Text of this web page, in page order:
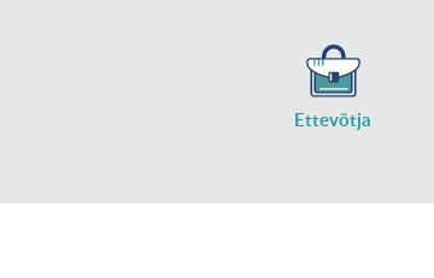
Ettevõtja